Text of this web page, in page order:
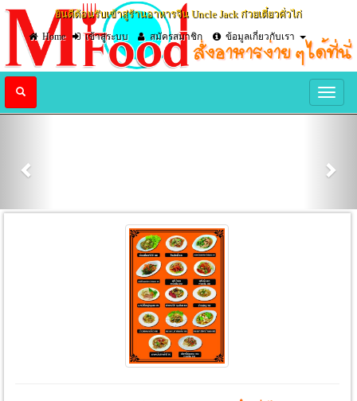
ยินดีต้อนรับเข้าสู่ร้านอาหารจีน Uncle Jack ก๋วยเตี๋ยวคั่วไก่
Home
เข้าสู่ระบบ สมัครสมาชิก ข้อมูลเกี่ยวกับเรา